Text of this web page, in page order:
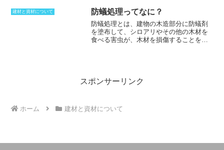
線には、電流の強さや耐圧によってさまざまな種類があり、使用目的
に応じて適切な電線を選ぶ必要があります。次に、送電線や電気工事
に使用されるケーブルは、「電力ケーブル」と呼ばれます。電力ケー
ブルは、電流の強さや耐圧が高い電線を束ねたもので、電気や情報を
長距離に伝送する役割を持っています。電力ケーブルには、屋外や屋
す。通信ケーブルにも、長距離通信や短距離通信に適したタイプ、光
建材と資材について 防蟻処理ってなに？
防蟻処理とは、建物の木造部分に防蟻剤
を塗布して、シロアリやその他の木材を
食べる害虫が、木材を損傷することを防
あります。 防蟻処理には、シロアリを寄
せ付けない忌避剤や、シロアリを殺す駆
に直接塗布する工法や、土壌に散布する
土壌散布工法、床下の襦袢面に防蟻シー
スポンサーリンク
ホーム 建材と資材について